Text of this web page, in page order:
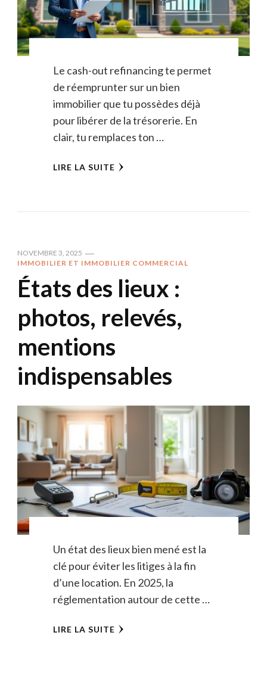
Le cash-out refinancing te permet
de réemprunter sur un bien
immobilier que tu possèdes déjà
pour libérer de la trésorerie. En
clair, tu remplaces ton …
LIRE LA SUITE
NOVEMBRE 3, 2025
IMMOBILIER ET IMMOBILIER COMMERCIAL
États des lieux :
photos, relevés,
mentions
indispensables
Un état des lieux bien mené est la
clé pour éviter les litiges à la fin
d’une location. En 2025, la
réglementation autour de cette …
LIRE LA SUITE